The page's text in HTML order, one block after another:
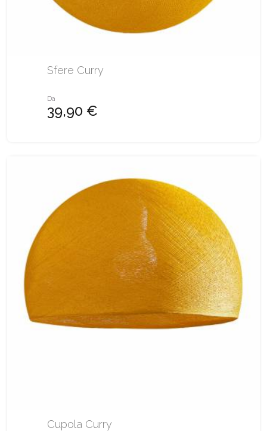
Sfere Curry
Da
39,90 €
Cupola Curry